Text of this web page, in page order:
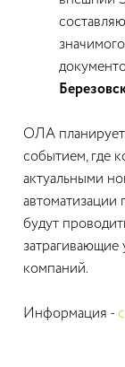
ОЛА
событием, где
актуальными
будут
затрагивающие
компаний.
Информация -